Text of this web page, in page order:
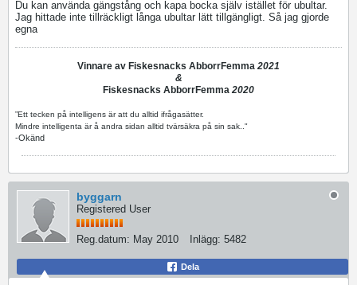
Du kan använda gängstång och kapa bocka själv istället för ubultar.
Jag hittade inte tillräckligt långa ubultar lätt tillgängligt. Så jag gjorde
egna
Vinnare av Fiskesnacks AbborrFemma 2021
&
Fiskesnacks AbborrFemma 2020
”Ett tecken på intelligens är att du alltid ifrågasätter.
Mindre intelligenta är å andra sidan alltid tvärsäkra på sin sak.."
-Okänd
byggarn
Registered User
Reg.datum: May 2010 Inlägg: 5482
Dela